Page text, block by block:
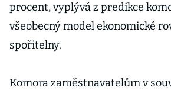
procent, vyplývá z predikce
všeobecný model ekonomické
spořitelny.
Komora zaměstnavatelům v